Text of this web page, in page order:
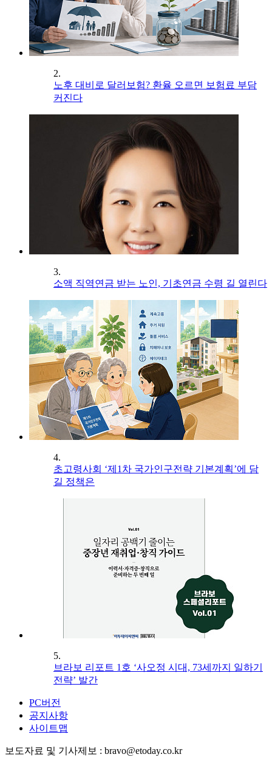
2.
노후 대비로 달러보험? 환율 오르면 보험료 부담
커진다
3.
소액 직역연금 받는 노인, 기초연금 수령 길 열린다
4.
초고령사회 ‘제1차 국가인구전략 기본계획’에 담
길 정책은
5.
브라보 리포트 1호 ‘사오정 시대, 73세까지 일하기
전략’ 발간
PC버전
공지사항
사이트맵
보도자료 및 기사제보 : bravo@etoday.co.kr